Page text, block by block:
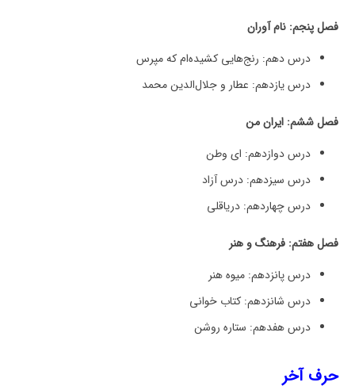
فصل پنجم: نام آوران
درس دهم: رنج‌هایی کشیده‌ام که مپرس
درس یازدهم: عطار و جلال‌الدین محمد
فصل ششم: ایران من
درس دوازدهم: ای وطن
درس سیزدهم: درس آزاد
درس چهاردهم: دریاقلی
فصل هفتم: فرهنگ و هنر
درس پانزدهم: میوه هنر
درس شانزدهم: کتاب خوانی
درس هفدهم: ستاره روشن
حرف آخر